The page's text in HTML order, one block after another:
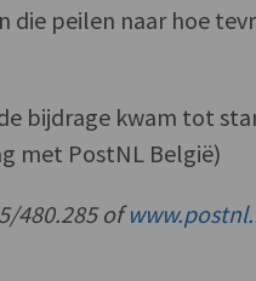
die peilen naar hoe
bijdrage kwam tot
met PostNL België)
480.285 of